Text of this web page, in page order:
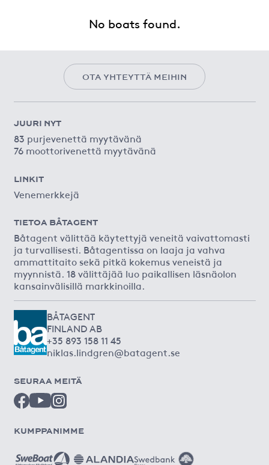
No boats found.
OTA YHTEYTTÄ MEIHIN
JUURI NYT
83 purjevenettä myytävänä
76 moottorivenettä myytävänä
LINKIT
Venemerkkejä
TIETOA BÅTAGENT
Båtagent välittää käytettyjä veneitä vaivattomasti
ja turvallisesti. Båtagentissa on laaja ja vahva
ammattitaito sekä pitkä kokemus veneistä ja
myynnistä. 18 välittäjää luo paikallisen läsnäolon
kansainvälisillä markkinoilla.
BÅTAGENT
FINLAND AB
+35 893 158 11 45
niklas.lindgren@batagent.se
SEURAA MEITÄ
KUMPPANIMME